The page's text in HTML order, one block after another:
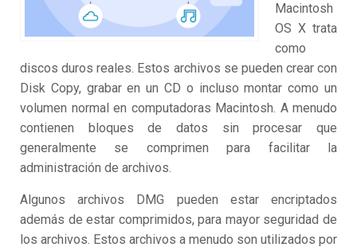
Macintosh
OS X trata
como
discos duros reales. Estos archivos se pueden crear con
Disk Copy, grabar en un CD o incluso montar como un
volumen normal en computadoras Macintosh. A menudo
contienen bloques de datos sin procesar que
generalmente se comprimen para facilitar la
administración de archivos.
Algunos archivos DMG pueden estar encriptados
además de estar comprimidos, para mayor seguridad de
los archivos. Estos archivos a menudo son utilizados por